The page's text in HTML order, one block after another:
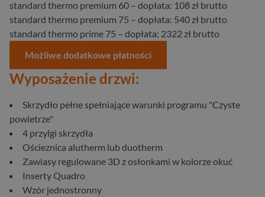
standard thermo premium 60 – dopłata: 108 zł brutto
standard thermo premium 75 – dopłata: 540 zł brutto
standard thermo prime 75 – dopłata: 2322 zł brutto
Możliwe dodatkowe płatności
Wyposażenie drzwi:
Skrzydło pełne spełniające warunki programu "Czyste
powietrze"
4 przylgi skrzydła
Ościeznica alutherm lub duotherm
Zawiasy regulowane 3D z osłonkami w kolorze okuć
Inserty Quadro
Wzór jednostronny